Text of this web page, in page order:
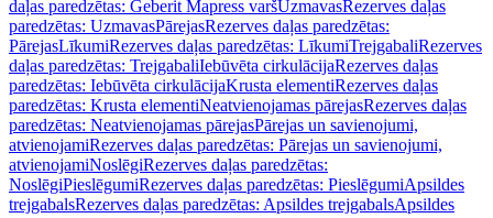
daļas paredzētas: Geberit Mapress varšUzmavasRezerves daļas
paredzētas: UzmavasPārejasRezerves daļas paredzētas:
PārejasLīkumiRezerves daļas paredzētas: LīkumiTrejgabaliRezerves
daļas paredzētas: TrejgabaliIebūvēta cirkulācijaRezerves daļas
paredzētas: Iebūvēta cirkulācijaKrusta elementiRezerves daļas
paredzētas: Krusta elementiNeatvienojamas pārejasRezerves daļas
paredzētas: Neatvienojamas pārejasPārejas un savienojumi,
atvienojamiRezerves daļas paredzētas: Pārejas un savienojumi,
atvienojamiNoslēgiRezerves daļas paredzētas:
NoslēgiPieslēgumiRezerves daļas paredzētas: PieslēgumiApsildes
trejgabalsRezerves daļas paredzētas: Apsildes trejgabalsApsildes